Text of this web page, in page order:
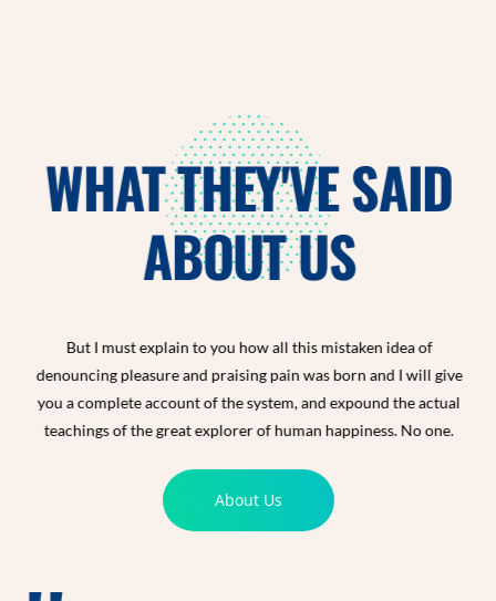
WHAT THEY'VE SAID
ABOUT US
But I must explain to you how all this mistaken idea of
denouncing pleasure and praising pain was born and I will give
you a complete account of the system, and expound the actual
teachings of the great explorer of human happiness. No one.
About Us